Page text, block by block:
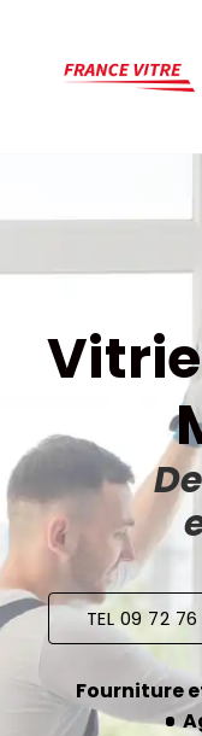
TEL 09 72
Fourniture